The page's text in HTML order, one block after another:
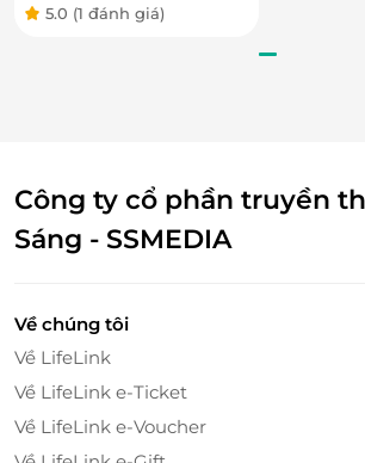
5.0 (1 đánh giá)
Công ty cổ phần truyền
Sáng - SSMEDIA
Về chúng tôi
Về LifeLink
Về LifeLink e-Ticket
Về LifeLink e-Voucher